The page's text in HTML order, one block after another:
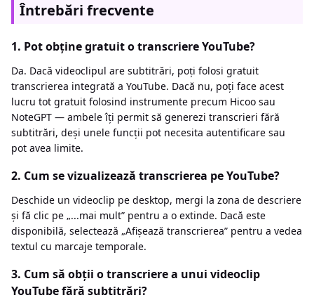
Întrebări frecvente
1. Pot obține gratuit o transcriere YouTube?
Da. Dacă videoclipul are subtitrări, poți folosi gratuit
transcrierea integrată a YouTube. Dacă nu, poți face acest
lucru tot gratuit folosind instrumente precum Hicoo sau
NoteGPT — ambele îți permit să generezi transcrieri fără
subtitrări, deși unele funcții pot necesita autentificare sau
pot avea limite.
2. Cum se vizualizează transcrierea pe YouTube?
Deschide un videoclip pe desktop, mergi la zona de descriere
și fă clic pe „...mai mult” pentru a o extinde. Dacă este
disponibilă, selectează „Afișează transcrierea” pentru a vedea
textul cu marcaje temporale.
3. Cum să obții o transcriere a unui videoclip
YouTube fără subtitrări?